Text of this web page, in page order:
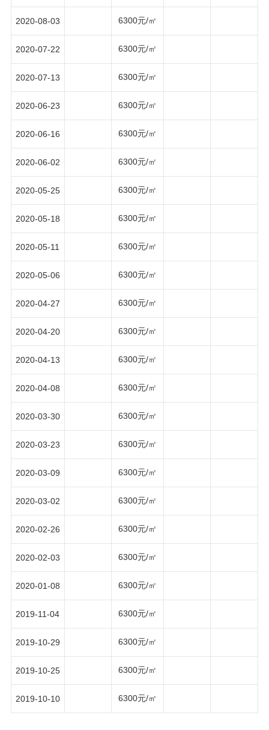
2020-08-03 6300元/㎡
2020-07-22 6300元/㎡
2020-07-13 6300元/㎡
2020-06-23 6300元/㎡
2020-06-16 6300元/㎡
2020-06-02 6300元/㎡
2020-05-25 6300元/㎡
2020-05-18 6300元/㎡
2020-05-11 6300元/㎡
2020-05-06 6300元/㎡
2020-04-27 6300元/㎡
2020-04-20 6300元/㎡
2020-04-13 6300元/㎡
2020-04-08 6300元/㎡
2020-03-30 6300元/㎡
2020-03-23 6300元/㎡
2020-03-09 6300元/㎡
2020-03-02 6300元/㎡
2020-02-26 6300元/㎡
2020-02-03 6300元/㎡
2020-01-08 6300元/㎡
2019-11-04 6300元/㎡
2019-10-29 6300元/㎡
2019-10-25 6300元/㎡
2019-10-10 6300元/㎡